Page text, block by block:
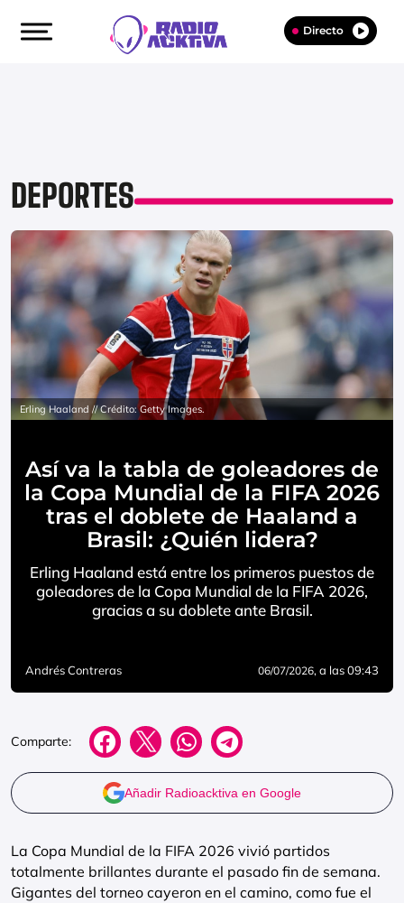
Directo
DEPORTES
Erling Haaland // Crédito: Getty Images.
Así va la tabla de goleadores de
la Copa Mundial de la FIFA 2026
tras el doblete de Haaland a
Brasil: ¿Quién lidera?
Erling Haaland está entre los primeros puestos de
goleadores de la Copa Mundial de la FIFA 2026,
gracias a su doblete ante Brasil.
Andrés Contreras 06/07/2026, a las 09:43
Comparte:
Añadir Radioacktiva en Google
La Copa Mundial de la FIFA 2026 vivió partidos
totalmente brillantes durante el pasado fin de semana.
Gigantes del torneo cayeron en el camino, como fue el